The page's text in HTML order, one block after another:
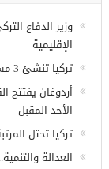
أحدث المقالات
وزير الدفاع
الإقليمية
تركيا تنشئ 3 مستشفيات في مناطق درع الفرات بسوريا
أردوغان يفتتح